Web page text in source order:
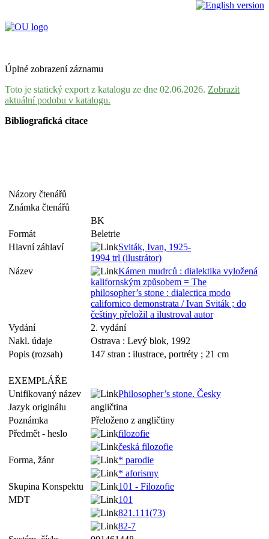
Úplné zobrazení záznamu
Toto je statický export z katalogu ze dne 02.06.2026. Zobrazit
aktuální podobu v katalogu.
Bibliografická citace
Názory čtenářů
Známka čtenářů
BK
Formát
Beletrie
Hlavní záhlaví
Sviták, Ivan, 1925-
1994 trl (ilustrátor)
Název
Kámen mudrců : dialektika vyložená
kalifornským způsobem = The
philosopher’s stone : dialectica modo
californico demonstrata / Ivan Sviták ; do
češtiny přeložil a ilustroval autor
Vydání
2. vydání
Nakl. údaje
Ostrava : Levý blok, 1992
Popis (rozsah)
147 stran : ilustrace, portréty ; 21 cm
EXEMPLÁŘE
Unifikovaný název
Philosopher’s stone. Česky
Jazyk originálu
angličtina
Poznámka
Přeloženo z angličtiny
Předmět - heslo
filozofie
česká filozofie
Forma, žánr
* parodie
* aforismy
Skupina Konspektu
101 - Filozofie
MDT
101
821.111(73)
82-7